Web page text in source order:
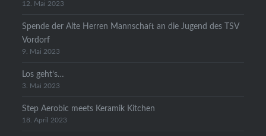
12. Mai 2023
Spende der Alte Herren Mannschaft an die Jugend des TSV
Vordorf
9. Mai 2023
Los geht’s…
3. Mai 2023
Step Aerobic meets Keramik Kitchen
18. April 2023